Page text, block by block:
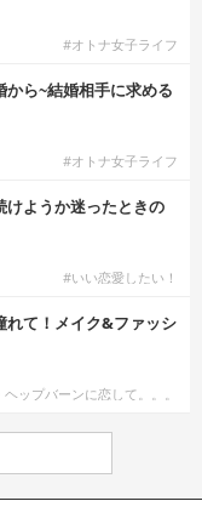
#オトナ女子ライフ
から~結婚相手に求める
#オトナ女子ライフ
けようか迷ったときの
#いい恋愛したい！
れて！メイク&ファッシ
ップバーンに恋して。。。